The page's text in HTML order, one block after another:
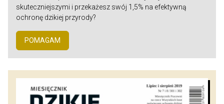
skuteczniejszymi i przekażesz swój 1,5% na efektywną
ochronę dzikiej przyrody?
POMAGAM